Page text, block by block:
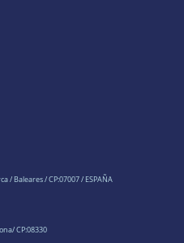
/ Baleares / CP:07007 / ESPAÑA
CP:08330